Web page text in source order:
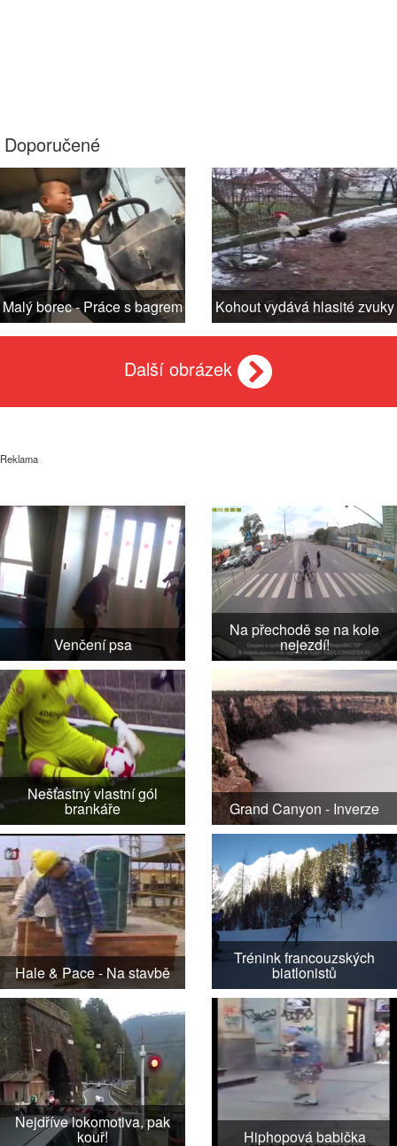
Doporučené
Malý borec - Práce s bagrem Kohout vydává hlasité zvuky
Další obrázek
Reklama
Venčení psa
Na přechodě se na kole
nejezdí!
Nešťastný vlastní gól
brankáře Grand Canyon - Inverze
Hale & Pace - Na stavbě
Trénink francouzských
biatlonistů
Nejdříve lokomotiva, pak
kouř! Hiphopová babička